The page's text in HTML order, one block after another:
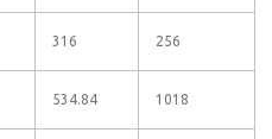
316 256
534.84 1018